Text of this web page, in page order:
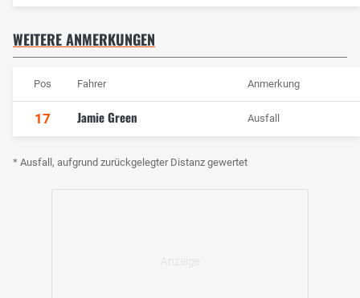
WEITERE ANMERKUNGEN
Pos Fahrer Anmerkung
17 Jamie Green Ausfall
* Ausfall, aufgrund zurückgelegter Distanz gewertet